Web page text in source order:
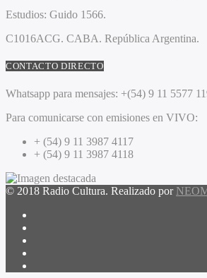
Estudios: Guido 1566.
C1016ACG. CABA. República Argentina.
CONTACTO DIRECTO
Whatsapp para mensajes: +(54) 9 11 5577
Para comunicarse con emisiones en VIVO:
+ (54) 9 11 3987 4117
+ (54) 9 11 3987 4118
© 2018 Radio Cultura. Realizado por